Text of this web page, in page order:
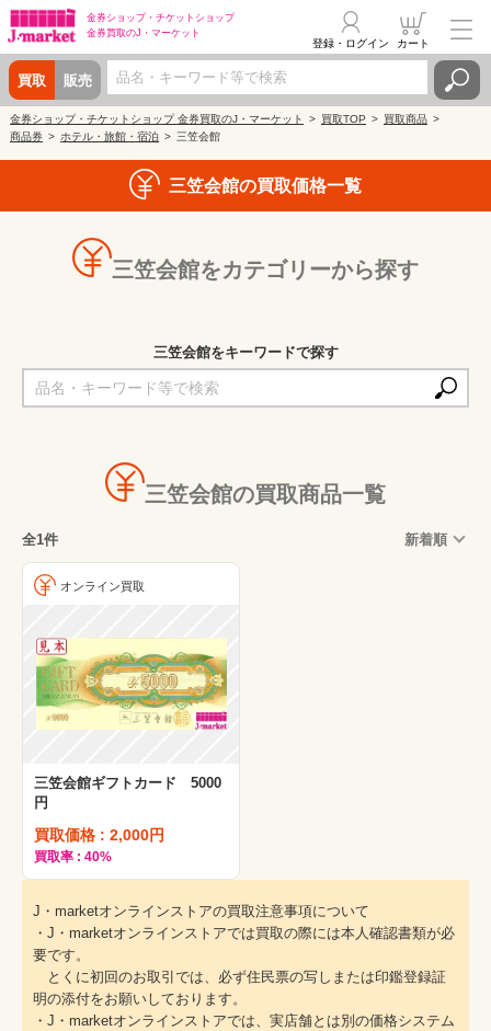
金券ショップ・ チケットショップ
金券買取のJ・マーケット
買取 販売
登録・ログイン カート
金券ショップ・チケットショップ 金券買取のJ・マーケット 買取TOP
買取商品
商品券
ホテル・旅館・宿泊 三笠会館
三笠会館の買取価格一覧
三笠会館をカテゴリーから探す
三笠会館をキーワードで探す
三笠会館の買取商品一覧
全1件 新着順
オンライン買取
三笠会館ギフトカード 5000
円
買取価格 : 2,000円
買取率 : 40%
J・marketオンラインストアの買取注意事項について
・J・marketオンラインストアでは買取の際には本人確認書類が必
要です。
とくに初回のお取引では、必ず住民票の写しまたは印鑑登録証
明の添付をお願いしております。
・J・marketオンラインストアでは、実店舗とは別の価格システム